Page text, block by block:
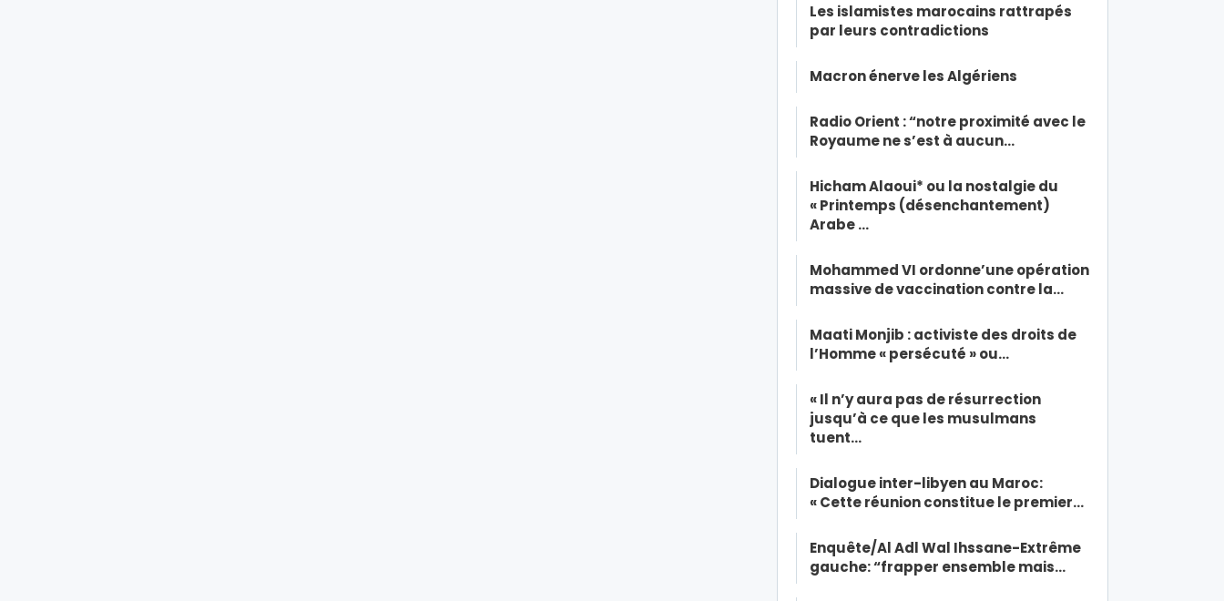
Les islamistes marocains rattrapés
par leurs contradictions
Macron énerve les Algériens
Radio Orient : “notre proximité avec le
Royaume ne s’est à aucun…
Hicham Alaoui* ou la nostalgie du
« Printemps (désenchantement)
Arabe …
Mohammed VI ordonne’une opération
massive de vaccination contre la…
Maati Monjib : activiste des droits de
l’Homme « persécuté » ou…
« Il n’y aura pas de résurrection
jusqu’à ce que les musulmans
tuent…
Dialogue inter-libyen au Maroc:
« Cette réunion constitue le premier…
Enquête/Al Adl Wal Ihssane-Extrême
gauche: “frapper ensemble mais…